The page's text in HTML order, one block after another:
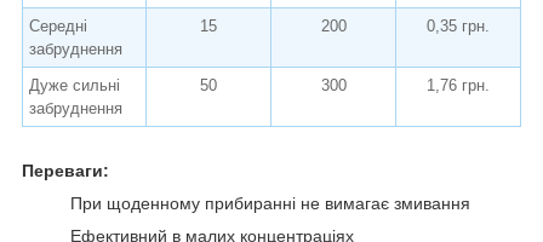
Середні
забруднення
15 200 0,35 грн.
Дуже сильні
забруднення
50 300 1,76 грн.
Переваги:
При щоденному прибиранні не вимагає змивання
Ефективний в малих концентраціях